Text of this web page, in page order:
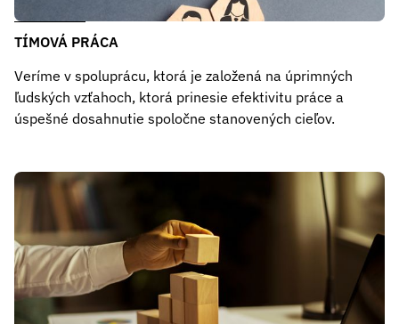
TÍMOVÁ PRÁCA
Veríme v spoluprácu, ktorá je založená na úprimných
ľudských vzťahoch, ktorá prinesie efektivitu práce a
úspešné dosahnutie spoločne stanovených cieľov.